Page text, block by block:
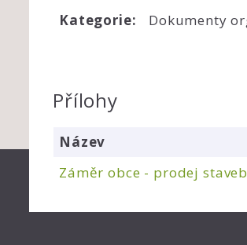
Kategorie: Dokumenty
Přílohy
Název
Záměr obce - prodej